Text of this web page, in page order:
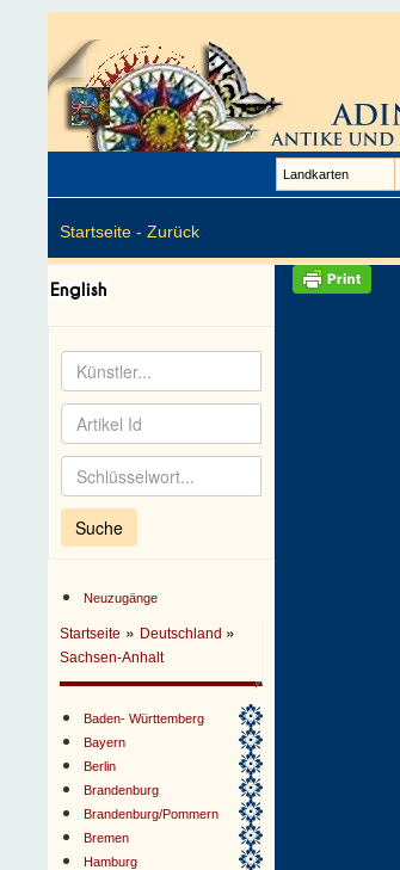
Landkarten
Startseite - Zurück
Neuzugänge
Startseite » Deutschland »
Sachsen-Anhalt
Baden- Württemberg
Bayern
Berlin
Brandenburg
Brandenburg/Pommern
Bremen
Hamburg